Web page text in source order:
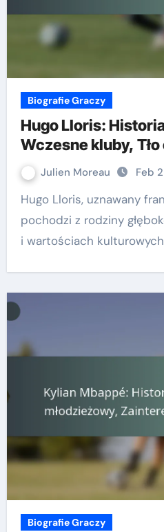
Biografie Graczy
Hugo Lloris:
Wczesne kluby,
Julien Moreau Feb
Hugo Lloris, uznawany francuski bramkarz,
pochodzi z rodziny
i wartościach
Biografie Graczy